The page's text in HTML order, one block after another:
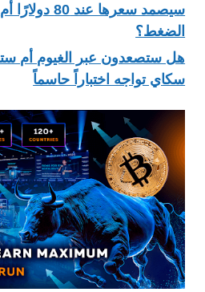
سيصمد سعرها
الضغط؟
هل ستصعدون عبر الغيوم أم
سكاي تواجه اختباراً حاسماً